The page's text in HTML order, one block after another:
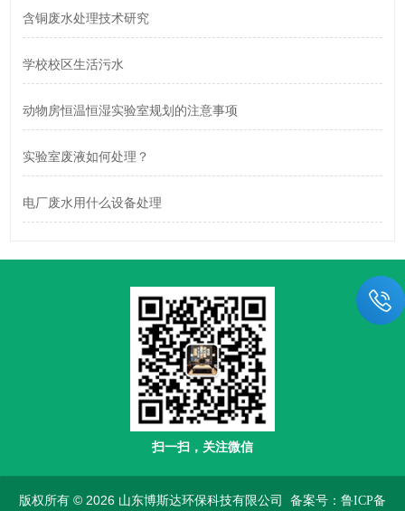
含铜废水处理技术研究
学校校区生活污水
动物房恒温恒湿实验室规划的注意事项
实验室废液如何处理？
电厂废水用什么设备处理
扫一扫，关注微信
版权所有 © 2026 山东博斯达环保科技有限公司 备案号：鲁ICP备